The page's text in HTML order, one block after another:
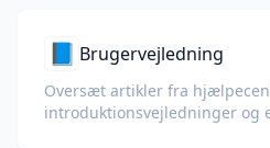
📘 Brugervejledning
Oversæt artikler fra
introduktionsvejledninger og